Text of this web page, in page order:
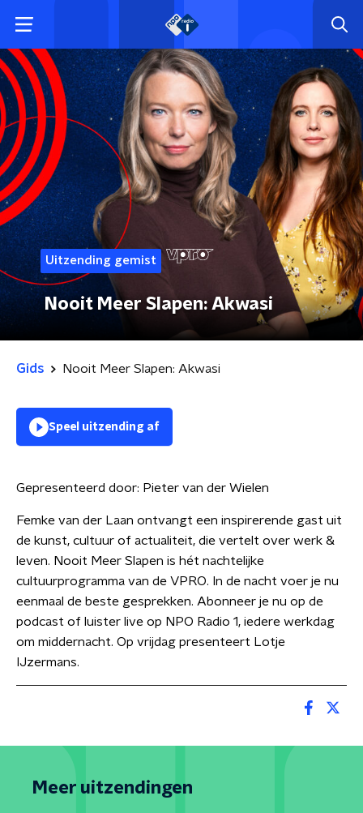
Uitzending gemist
Nooit Meer Slapen: Akwasi
Gids Nooit Meer Slapen: Akwasi
Speel uitzending af
Gepresenteerd door: Pieter van der Wielen
Femke van der Laan ontvangt een inspirerende gast uit
de kunst, cultuur of actualiteit, die vertelt over werk &
leven. Nooit Meer Slapen is hét nachtelijke
cultuurprogramma van de VPRO. In de nacht voer je nu
eenmaal de beste gesprekken. Abonneer je nu op de
podcast of luister live op NPO Radio 1, iedere werkdag
om middernacht. Op vrijdag presenteert Lotje
IJzermans.
Meer uitzendingen